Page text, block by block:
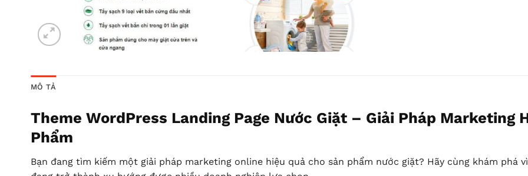
MÔ TẢ
Theme WordPress Landing Page Nước Giặt – Giải Pháp Marketing
Phẩm
Bạn đang tìm kiếm một giải pháp marketing online hiệu quả cho sản phẩm nước giặt? Hãy cùng khám phá